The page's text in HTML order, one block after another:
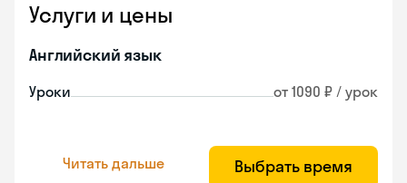
Услуги и цены
Английский язык
Уроки от 1090 ₽ / урок
Читать дальше Выбрать время